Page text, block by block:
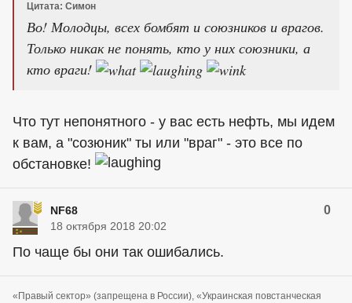
Цитата: Симон
Во! Молодцы, всех бомбят и союзников и врагов.
Только никак не понять, кто у них союзники, а
кто враги!
Что тут непонятного - у вас есть нефть, мы идем
к вам, а "созюник" ты или "враг" - это все по
обстановке!
NF68 0
18 октября 2018 20:02
По чаще бы они так ошибались.
«Правый сектор» (запрещена в России), «Украинская повстанческая